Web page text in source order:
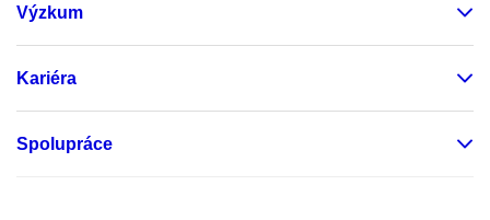
Výzkum
Kariéra
Spolupráce